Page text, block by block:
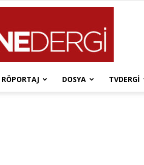
RÖPORTAJ DOSYA TVDERGI